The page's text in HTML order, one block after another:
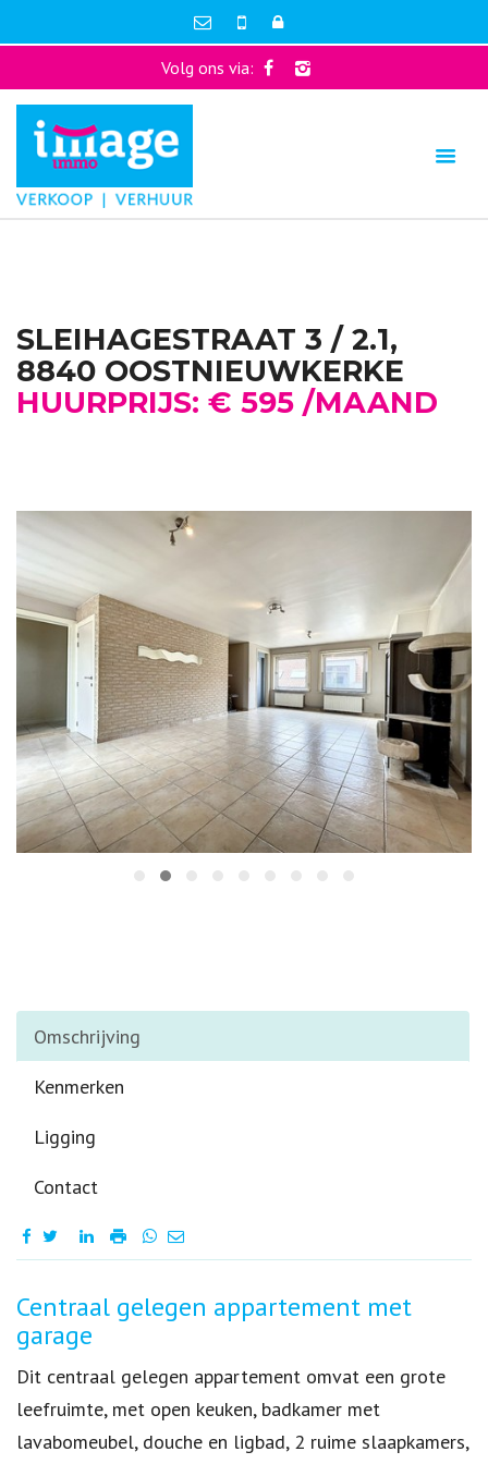
Volg ons via:
SLEIHAGESTRAAT 3 / 2.1,
8840 OOSTNIEUWKERKE
HUURPRIJS: € 595 /MAAND
Omschrijving
Kenmerken
Ligging
Contact
Omschrijving
Centraal gelegen appartement met
garage
Dit centraal gelegen appartement omvat een grote
leefruimte, met open keuken, badkamer met
lavabomeubel, douche en ligbad, 2 ruime slaapkamers,